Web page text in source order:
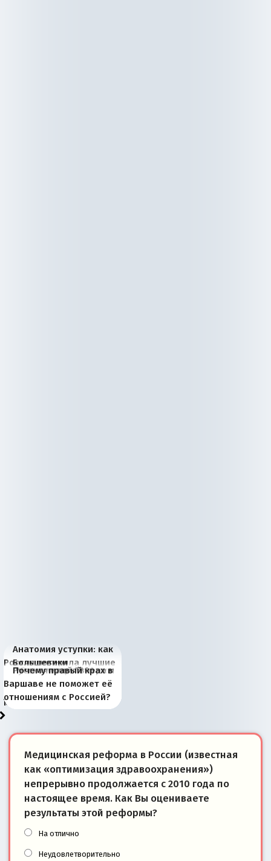
Анатомия уступки: как
Россия потеряла лучшие
рыбопромысловые
районы Баренцева
моря
Большевики
отличаются от «Яблока»
тем, что они -
победители
Киевская марионетка
Запада рассказала о
«переобувании» хозяев
В России назрели
перемены: 15 шагов к
суверенной экономике
Миграционный пожар
Европы
Россия начинает
сбрасывать балласт
Анкориджа
Россия зимой 1904
года: первые уступки во
внутренней политике
Русская нация вчера и
сегодня
Почему правый крах в
Варшаве не поможет её
отношениям с Россией?
Медицинская реформа в России (известная
как «оптимизация здравоохранения»)
непрерывно продолжается с 2010 года по
настоящее время. Как Вы оцениваете
результаты этой реформы?
На отлично
Неудовлетворительно